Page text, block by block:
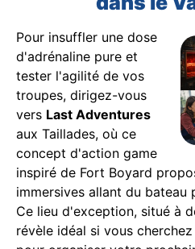
Pour insuffler une dose
d'adrénaline pure et
tester l'agilité de vos
troupes, dirigez-vous
vers Last Adventures
aux Taillades, où ce
concept d'action game
inspiré de Fort Boyard
immersives allant du bateau
Ce lieu d'exception, situé à
révèle idéal si vous